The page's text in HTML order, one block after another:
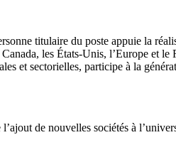
titulaire du poste appuie la
les États-Unis, l’Europe et
et sectorielles, participe à la
de nouvelles sociétés à